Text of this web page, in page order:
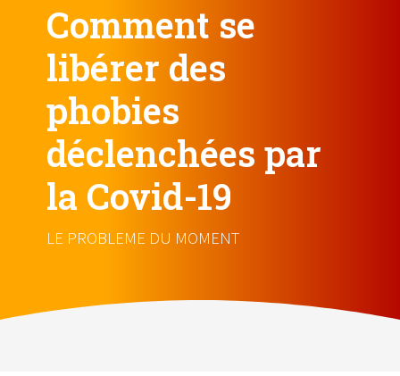
Comment se
libérer des
phobies
déclenchées par
la Covid-19
LE PROBLEME DU MOMENT